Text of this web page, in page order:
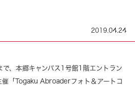
2019.04.24
、本郷キャンパス1号館1階エントラン
催「Togaku Abroaderフォト＆アートコ